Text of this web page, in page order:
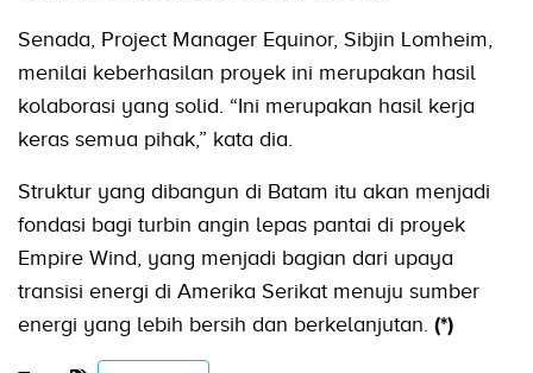
Senada, Project Manager Equinor, Sibjin Lomheim,
menilai keberhasilan proyek ini merupakan hasil
kolaborasi yang solid. “Ini merupakan hasil kerja
keras semua pihak,” kata dia.
Struktur yang dibangun di Batam itu akan menjadi
fondasi bagi turbin angin lepas pantai di proyek
Empire Wind, yang menjadi bagian dari upaya
transisi energi di Amerika Serikat menuju sumber
energi yang lebih bersih dan berkelanjutan. (*)